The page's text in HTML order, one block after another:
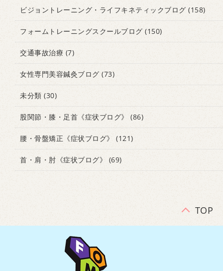
ビジョントレーニング・ライフキネティックブログ (158)
フォームトレーニングスクールブログ (150)
交通事故治療 (7)
女性専門美容鍼灸ブログ (73)
未分類 (30)
股関節・膝・足首《症状ブログ》 (86)
腰・骨盤矯正《症状ブログ》 (121)
首・肩・肘《症状ブログ》 (69)
TOP